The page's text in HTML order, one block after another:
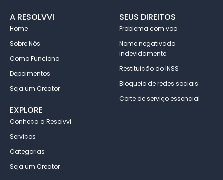
A RESOLVVI
Home
Sobre Nós
Como Funciona
Depoimentos
Seja um Creator
SEUS DIREITOS
Problema com voo
Nome negativado
indevidamente
Restituição do INSS
Bloqueio de redes sociais
Corte de serviço essencial
EXPLORE
Conheça a Resolvvi
Serviços
Categorias
Seja um Creator